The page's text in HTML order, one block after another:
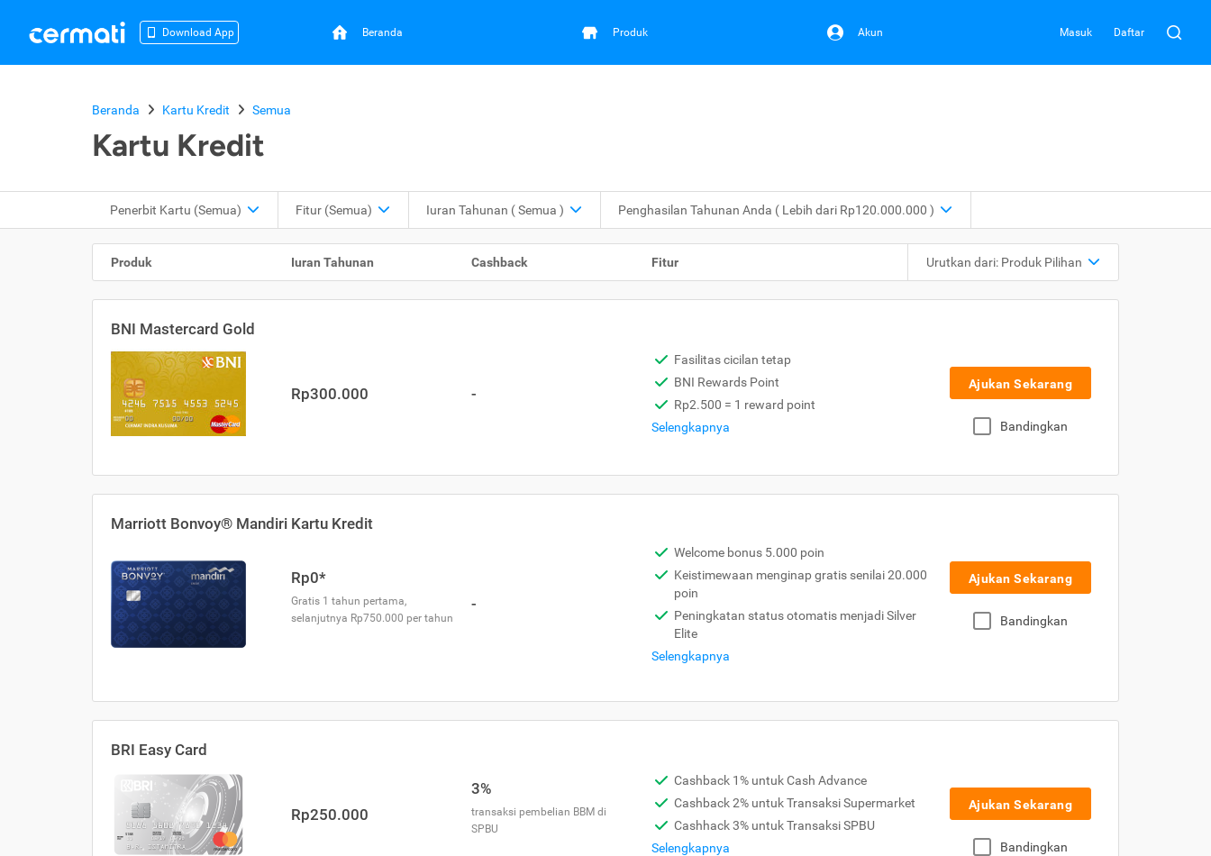
Download App Beranda Produk Akun Masuk Daftar
Beranda Kartu Kredit Semua
Kartu Kredit
Penerbit Kartu (Semua) Fitur (Semua) Iuran Tahunan ( Semua ) Penghasilan Tahunan Anda ( Lebih dari Rp120.000.000 )
Produk Iuran Tahunan Cashback Fitur Urutkan dari: Produk Pilihan
BNI Mastercard Gold
Rp300.000 -
Fasilitas cicilan tetap
BNI Rewards Point
Rp2.500 = 1 reward point
Selengkapnya
Ajukan Sekarang
Bandingkan
Marriott Bonvoy® Mandiri Kartu Kredit
Rp0*
Gratis 1 tahun pertama,
selanjutnya Rp750.000 per tahun
-
Welcome bonus 5.000 poin
Keistimewaan menginap gratis senilai 20.000
poin
Peningkatan status otomatis menjadi Silver
Elite
Selengkapnya
Ajukan Sekarang
Bandingkan
BRI Easy Card
Rp250.000
3%
transaksi pembelian BBM di
SPBU
Cashback 1% untuk Cash Advance
Cashback 2% untuk Transaksi Supermarket
Cashhack 3% untuk Transaksi SPBU
Selengkapnya
Ajukan Sekarang
Bandingkan